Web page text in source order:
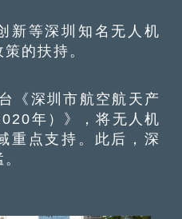
等深圳知名无人机
的扶持。
深圳市航空航天产
年）》，将无人机
重点支持。此后，深